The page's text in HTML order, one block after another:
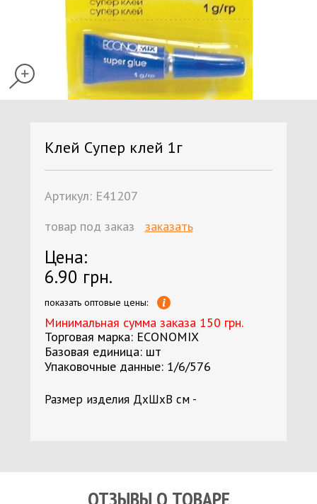
Клей Супер клей 1г
Артикул:Е41207
товар под заказ
заказать
Торговая марка: ECONOMIX
Базовая единица: шт
Упаковочные данные: 1/6/576
Размер изделия ДхШхВ см -
Цена:
6.90 грн.
показать оптовые цены:
Минимальная сумма заказа 150 грн.
ОТЗЫВЫ О ТОВАРЕ